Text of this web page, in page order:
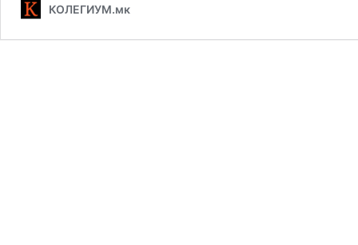
КОЛЕГИУМ.мк